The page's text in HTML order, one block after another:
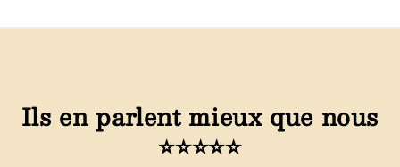
Ils en parlent mieux que nous
⭐⭐⭐⭐⭐